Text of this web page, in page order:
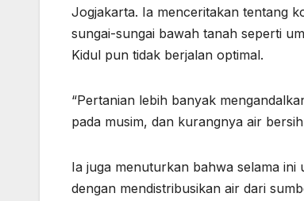
Jogjakarta. Ia menceritakan tentang
sungai-sungai bawah tanah seperti
Kidul pun tidak berjalan optimal.
“Pertanian lebih banyak
pada musim, dan kurangnya air
Ia juga menuturkan bahwa selama ini
dengan mendistribusikan air dari